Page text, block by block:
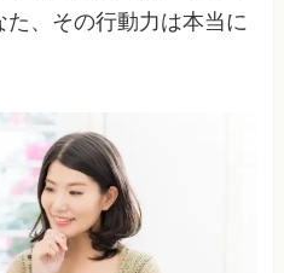
、その行動力は本当に